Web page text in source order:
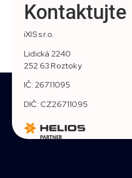
Kontaktujte
iXIS s.r.o.
Lidická 2240
252 63 Roztoky
IČ: 26711095
DIČ: CZ26711095